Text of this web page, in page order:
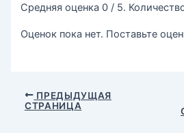
Средняя оценка 0 / 5.
Оценок пока нет. Поставьте
ПРЕДЫДУЩАЯ
СТРАНИЦА